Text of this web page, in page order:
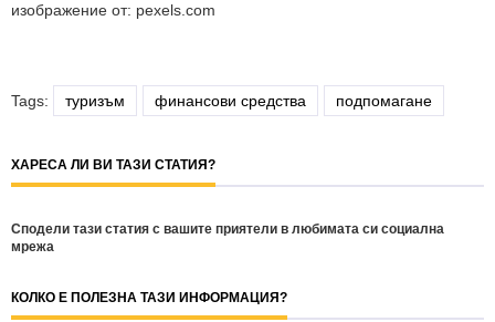
изображение от: pexels.com
Tags: туризъм финансови средства подпомагане
ХАРЕСА ЛИ ВИ ТАЗИ СТАТИЯ?
Сподели тази статия с вашите приятели в любимата си социална
мрежа
КОЛКО Е ПОЛЕЗНА ТАЗИ ИНФОРМАЦИЯ?